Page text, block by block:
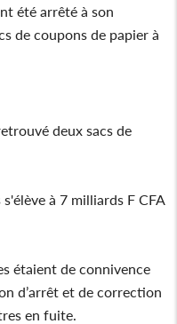
été arrêté à son
de coupons de papier à
deux sacs de
à 7 milliards F CFA
étaient de connivence
d’arrêt et de correction
en fuite.